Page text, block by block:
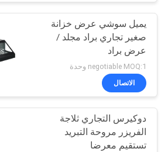
اتصل
أخبار
حالاتكهربائي الخبز
78
يميل سوشي عرض خزانة
صغير تجاري براد مجلد /
عرض براد
negotiable MOQ:1 وحدة
الاتصال
دوكيرس التجاري ثلاجة
الفريزر مروحة التبريد
تستقيم معرضا